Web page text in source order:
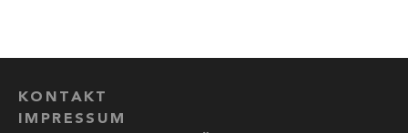
KONTAKT
IMPRESSUM